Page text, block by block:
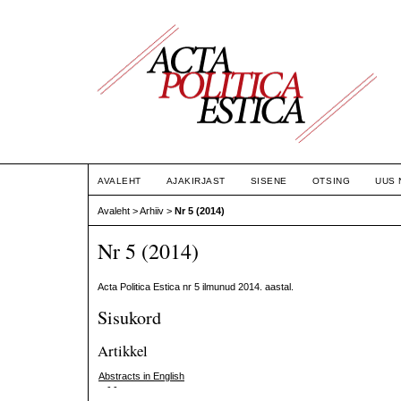
AVALEHT AJAKIRJAST SISENE OTSING UUS
Avaleht >Arhiiv > Nr 5 (2014)
Nr 5 (2014)
Acta Politica Estica nr 5 ilmunud 2014. aastal.
Sisukord
Artikkel
Abstracts in English
- -